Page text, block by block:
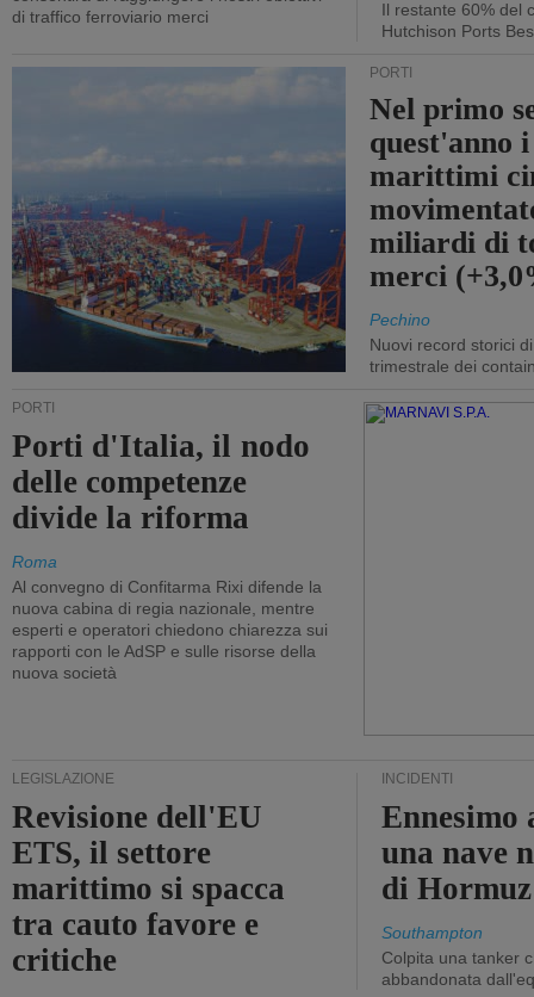
di traffico ferroviario merci
Il restante 60% del
Hutchison Ports
PORTI
Nel primo
quest'anno
marittimi
miliardi di
merci
Pechino
Nuovi record storici
trimestrale dei
PORTI
Porti d'Italia, il nodo
delle competenze
divide la riforma
Roma
Al convegno di Confitarma Rixi difende la
nuova cabina di regia nazionale, mentre
esperti e operatori chiedono chiarezza sui
rapporti con le AdSP e sulle risorse della
nuova società
LEGISLAZIONE
Revisione dell'EU
ETS, il settore
marittimo si spacca
tra cauto favore e
critiche
INCIDENTI
Ennesimo
una nave
di Hormuz
Southampton
Colpita una tanker
abbandonata